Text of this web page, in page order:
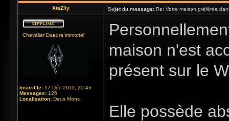
XtaZiiy Sujet du message: Re: Votre maison préférée
Chevalier Daedra immortel
Inscrit le: 17 Déc 2011, 20:46
Messages: 126
Localisation: Deus Mons
maison n'est
présent sur le
Elle possède